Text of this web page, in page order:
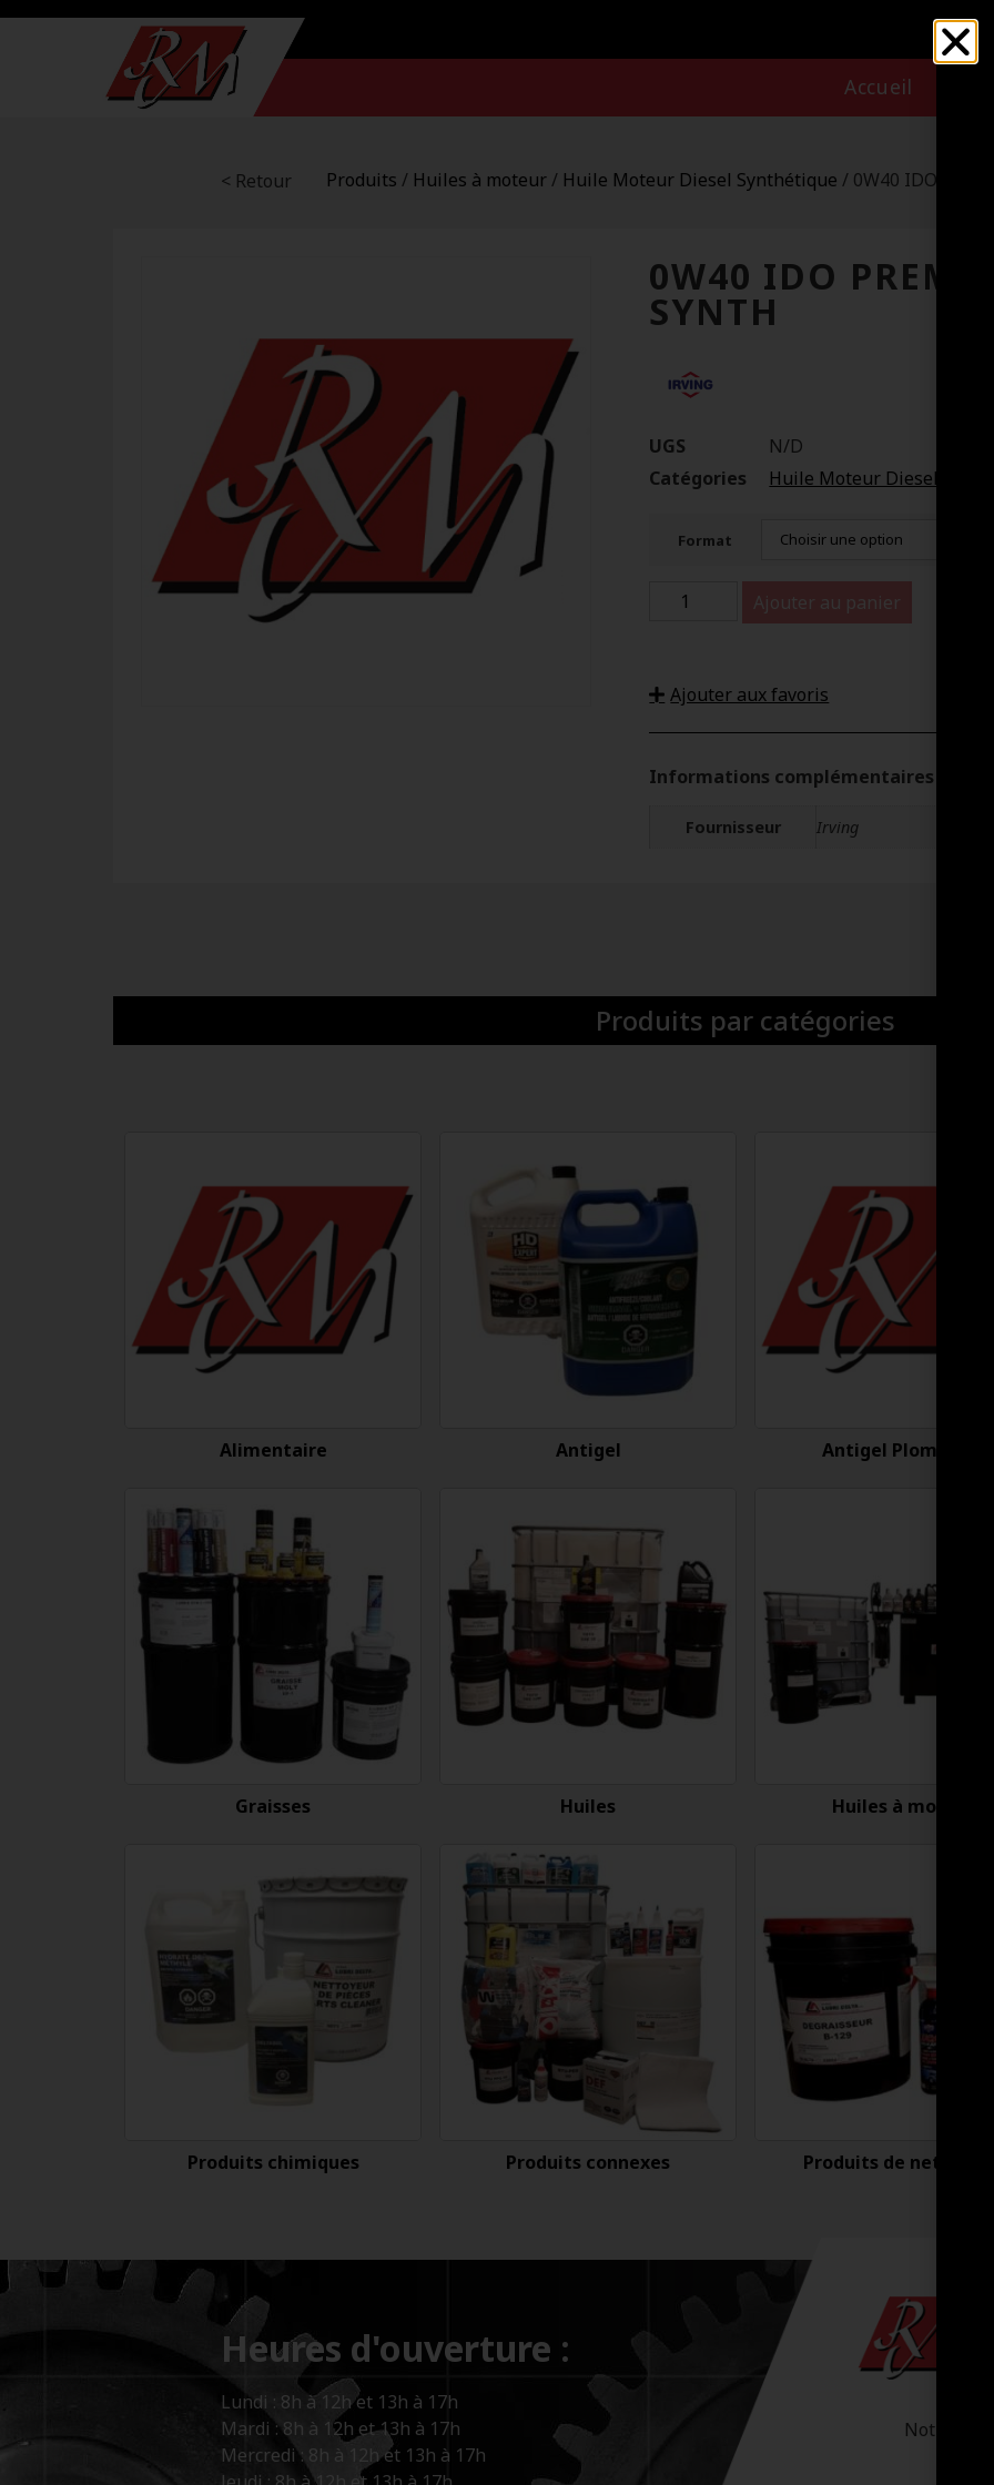
Accueil
< Retour Produits / Huiles à moteur/ Huile Moteur Diesel Synthétique / 0W40 IDO
0W40 IDO
SYNTH
UGS
N/D
Catégories
Huile Moteur Diesel
Format
Ajouter au panier
Ajouter aux favoris
Informations complémentaires
Fournisseur Irving
Produits par catégories
Alimentaire Antigel Antigel Plomberie
Graisses Huiles Huiles à moteur
Produits chimiques Produits connexes Produits de nettoyage
Heures d'ouverture :
Lundi : 8h à 12h et 13h à 17h
Mardi : 8h à 12h et 13h à 17h
Mercredi : 8h à 12h et 13h à 17h
Notre-